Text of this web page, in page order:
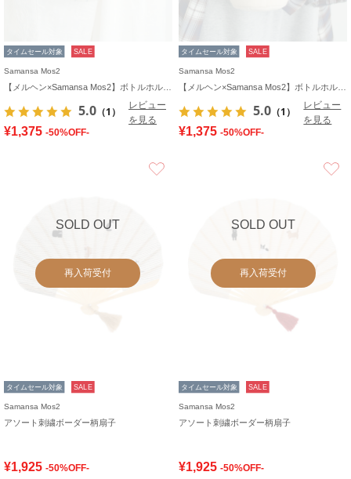
タイムセール対象 SALE
Samansa Mos2
5.0 （1）
レビュー
を見る
¥1,375 -50%OFF-
タイムセール対象 SALE
Samansa Mos2
5.0 （1）
レビュー
を見る
¥1,375 -50%OFF-
SOLD OUT
再入荷受付
タイムセール対象 SALE
Samansa Mos2
アソート刺繍ボーダー柄扇子
¥1,925 -50%OFF-
SOLD OUT
再入荷受付
タイムセール対象 SALE
Samansa Mos2
アソート刺繍ボーダー柄扇子
¥1,925 -50%OFF-